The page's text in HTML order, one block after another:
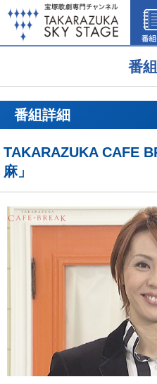
番
番組詳細
TAKARAZUKA CAFE
麻」